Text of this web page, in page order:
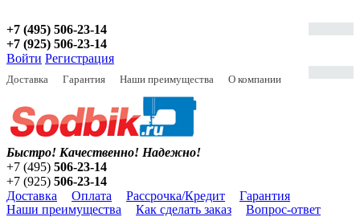
+7 (495) 506-23-14
+7 (925) 506-23-14
Войти Регистрация
Доставка Гарантия Наши преимущества О компании
Быстро! Качественно! Надежно!
+7 (495) 506-23-14
+7 (925) 506-23-14
Доставка
Оплата Рассрочка/Кредит
Гарантия
Наши преимущества
Как сделать заказ Вопрос-ответ